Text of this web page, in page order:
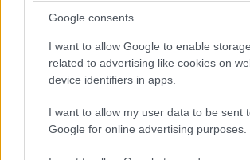
Google consents
I want to allow Google to enable storage
related to advertising like cookies on
device identifiers in apps.
I want to allow my user data to be sent
Google for online advertising purposes.